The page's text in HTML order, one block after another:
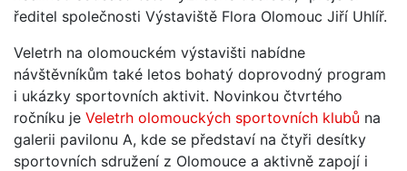
ředitel společnosti Výstaviště Flora Olomouc Jiří Uhlíř.
Veletrh na olomouckém výstavišti nabídne
návštěvníkům také letos bohatý doprovodný program
i ukázky sportovních aktivit. Novinkou čtvrtého
ročníku je Veletrh olomouckých sportovních klubů na
galerii pavilonu A, kde se představí na čtyři desítky
sportovních sdružení z Olomouce a aktivně zapojí i